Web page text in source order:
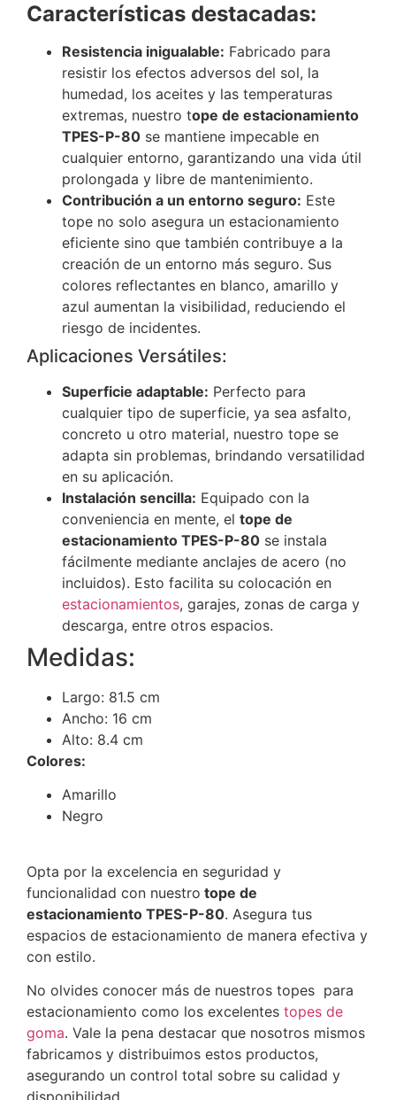
Características destacadas:
Resistencia inigualable: Fabricado para
resistir los efectos adversos del sol, la
humedad, los aceites y las temperaturas
extremas, nuestro tope de estacionamiento
TPES-P-80 se mantiene impecable en
cualquier entorno, garantizando una vida útil
prolongada y libre de mantenimiento.
Contribución a un entorno seguro: Este
tope no solo asegura un estacionamiento
eficiente sino que también contribuye a la
creación de un entorno más seguro. Sus
colores reflectantes en blanco, amarillo y
azul aumentan la visibilidad, reduciendo el
riesgo de incidentes.
Aplicaciones Versátiles:
Superficie adaptable: Perfecto para
cualquier tipo de superficie, ya sea asfalto,
concreto u otro material, nuestro tope se
adapta sin problemas, brindando versatilidad
en su aplicación.
Instalación sencilla: Equipado con la
conveniencia en mente, el tope de
estacionamiento TPES-P-80 se instala
fácilmente mediante anclajes de acero (no
incluidos). Esto facilita su colocación en
estacionamientos, garajes, zonas de carga y
descarga, entre otros espacios.
Medidas:
Largo: 81.5 cm
Ancho: 16 cm
Alto: 8.4 cm
Colores:
Amarillo
Negro
Opta por la excelencia en seguridad y
funcionalidad con nuestro tope de
estacionamiento TPES-P-80. Asegura tus
espacios de estacionamiento de manera efectiva y
con estilo.
No olvides conocer más de nuestros topes para
estacionamiento como los excelentes topes de
goma. Vale la pena destacar que nosotros mismos
fabricamos y distribuimos estos productos,
asegurando un control total sobre su calidad y